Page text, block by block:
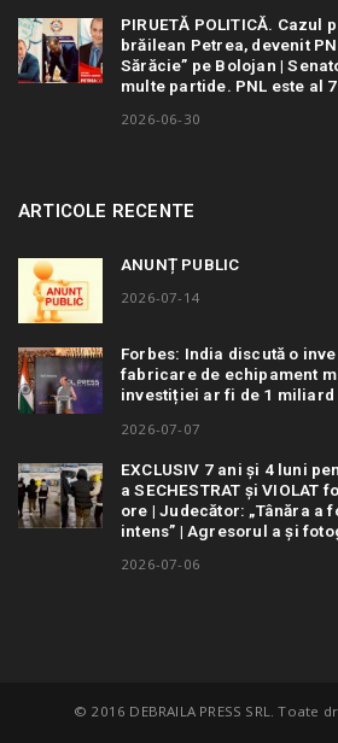
PIRUETĂ POLITICĂ.
brăilean Petrea, devenit
Sărăcie” pe Bolojan |
multe partide. PNL este al
2026-06-30
ARTICOLE RECENTE
ANUNȚ PUBLIC
2026-07-14
Forbes: India discută o
fabricare de echipament
investiției ar fi de 1 miliard
2026-07-07
EXCLUSIV 7 ani și 4 luni
a SECHESTRAT și VIOLAT
ore | Judecător: „Tânăra a
intens” | Agresorul a și
2026-07-06
© 2016 DEBRAILA PRESS SRL. Toate